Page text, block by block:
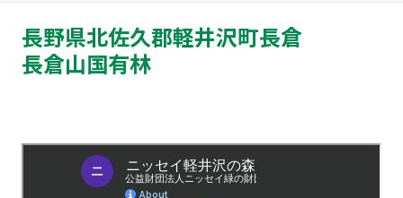
長野県北佐久郡軽井沢町長倉
長倉山国有林